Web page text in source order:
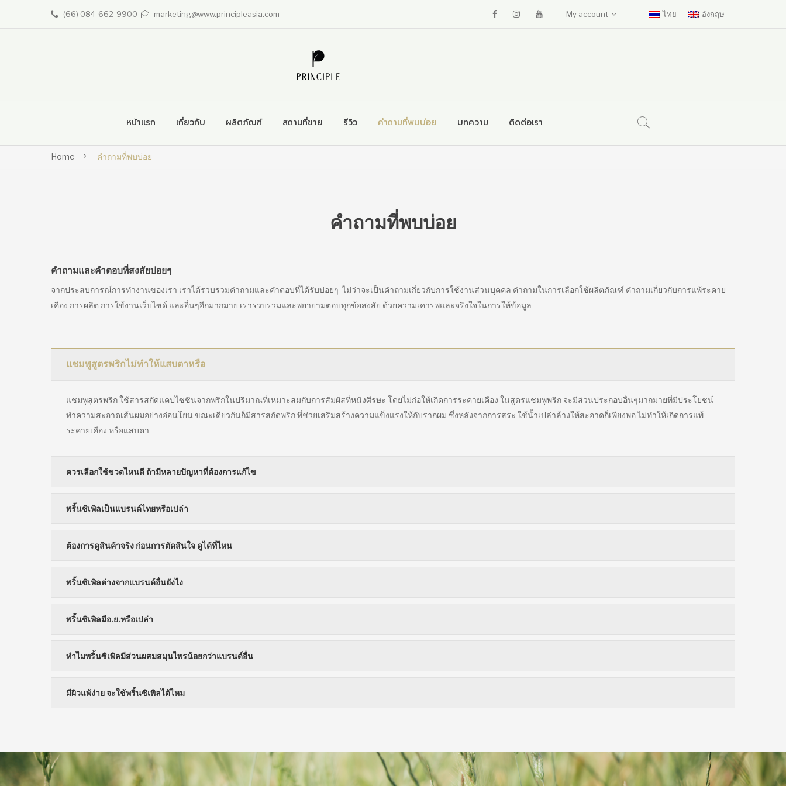
(66) 084-662-9900 marketing@www.principleasia.com My account ไทย อังกฤษ
หน้าแรก เกี่ยวกับ ผลิตภัณฑ์ สถานที่ขาย รีวิว คำถามที่พบบ่อย บทความ ติดต่อเรา
Home คำถามที่พบบ่อย
คำถามที่พบบ่อย
คำถามและคำตอบที่สงสัยบ่อยๆ
จากประสบการณ์การทำงานของเรา เราได้รวบรวมคำถามและคำตอบที่ได้รับบ่อยๆ ไม่ว่าจะเป็นคำถามเกี่ยวกับการใช้งานส่วนบุคคล คำถามในการเลือกใช้ผลิตภัณฑ์ คำถามเกี่ยวกับการแพ้ระคาย
เคือง การผลิต การใช้งานเว็บไซด์ และอื่นๆอีกมากมาย เรารวบรวมและพยายามตอบทุกข้อสงสัย ด้วยความเคารพและจริงใจในการให้ข้อมูล
แชมพูสูตรพริกไม่ทำให้แสบตาหรือ
แชมพูสูตรพริก ใช้สารสกัดแคปไซซินจากพริกในปริมาณที่เหมาะสมกับการสัมผัสที่หนังศีรษะ โดยไม่ก่อให้เกิดการระคายเคือง ในสูตรแชมพูพริก จะมีส่วนประกอบอื่นๆมากมายที่มีประโยชน์
ทำความสะอาดเส้นผมอย่างอ่อนโยน ขณะเดียวกันก็มีสารสกัดพริก ที่ช่วยเสริมสร้างความแข็งแรงให้กับรากผม ซึ่งหลังจากการสระ ใช้น้ำเปล่าล้างให้สะอาดก็เพียงพอ ไม่ทำให้เกิดการแพ้
ระคายเคือง หรือแสบตา
ควรเลือกใช้ขวดไหนดี ถ้ามีหลายปัญหาที่ต้องการแก้ไข
พริ้นซิเพิลเป็นแบรนด์ไทยหรือเปล่า
ต้องการดูสินค้าจริง ก่อนการตัดสินใจ ดูได้ที่ไหน
พริ้นซิเพิลต่างจากแบรนด์อื่นยังไง
พริ้นซิเพิลมีอ.ย.หรือเปล่า
ทำไมพริ้นซิเพิลมีส่วนผสมสมุนไพรน้อยกว่าแบรนด์อื่น
มีผิวแพ้ง่าย จะใช้พริ้นซิเพิลได้ไหม